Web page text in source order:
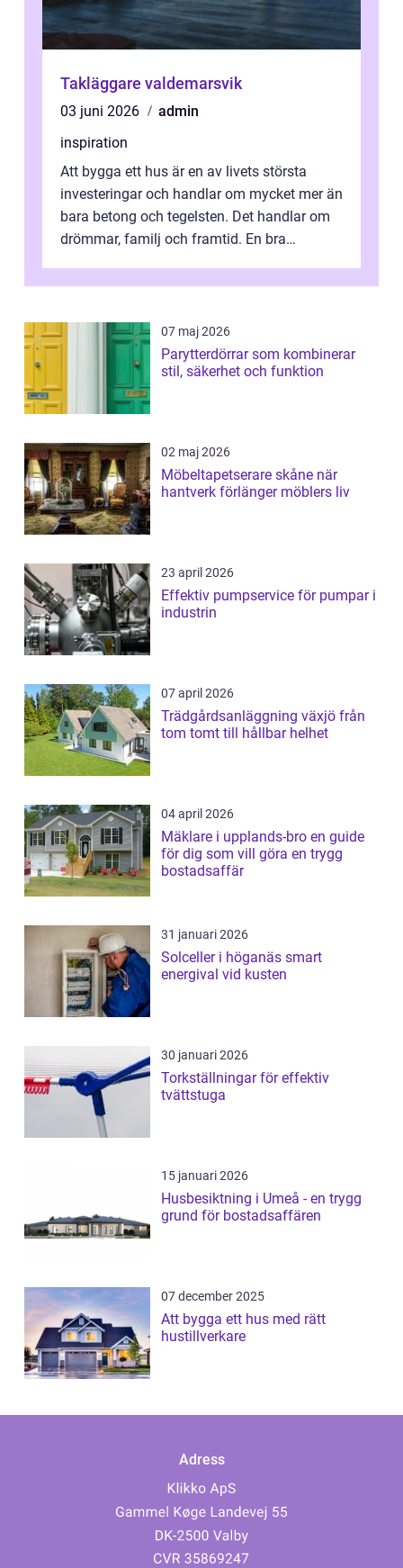
Takläggare valdemarsvik
03 juni 2026
admin
inspiration
Att bygga ett hus är en av livets största
investeringar och handlar om mycket mer än
bara betong och tegelsten. Det handlar om
drömmar, familj och framtid. En bra
07 maj 2026
Parytterdörrar som kombinerar
stil, säkerhet och funktion
02 maj 2026
Möbeltapetserare skåne när
hantverk förlänger möblers liv
23 april 2026
Effektiv pumpservice för pumpar i
industrin
07 april 2026
Trädgårdsanläggning växjö från
tom tomt till hållbar helhet
04 april 2026
Mäklare i upplands-bro en guide
för dig som vill göra en trygg
bostadsaffär
31 januari 2026
Solceller i höganäs smart
energival vid kusten
30 januari 2026
Torkställningar för effektiv
tvättstuga
15 januari 2026
Husbesiktning i Umeå - en trygg
grund för bostadsaffären
07 december 2025
Att bygga ett hus med rätt
hustillverkare
Adress